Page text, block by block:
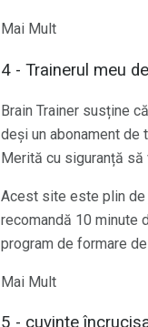
Mai Mult
4 - Trainerul meu
Brain Trainer susține
deși un abonament de
Merită cu siguranță să
Acest site este plin de
recomandă 10 minute
program de formare
Mai Mult
5 - cuvinte